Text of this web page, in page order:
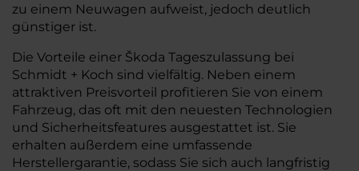
zu einem Neuwagen aufweist, jedoch deutlich
günstiger ist.
Die Vorteile einer Škoda Tageszulassung bei
Schmidt + Koch sind vielfältig. Neben einem
attraktiven Preisvorteil profitieren Sie von einem
Fahrzeug, das oft mit den neuesten Technologien
und Sicherheitsfeatures ausgestattet ist. Sie
erhalten außerdem eine umfassende
Herstellergarantie, sodass Sie sich auch langfristig